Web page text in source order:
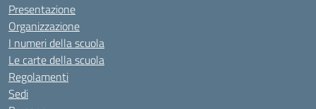
Presentazione
Organizzazione
I numeri della scuola
Le carte della scuola
Regolamenti
Sedi